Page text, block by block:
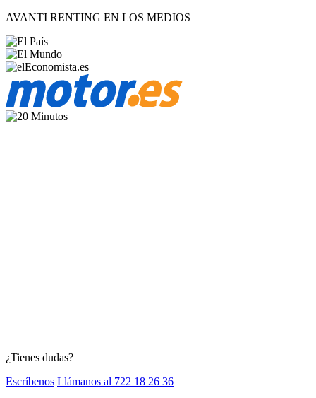
AVANTI RENTING EN LOS MEDIOS
¿Tienes dudas?
Escríbenos Llámanos al 722 18 26 36